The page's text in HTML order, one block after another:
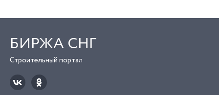
БИРЖА СНГ
Строительный портал